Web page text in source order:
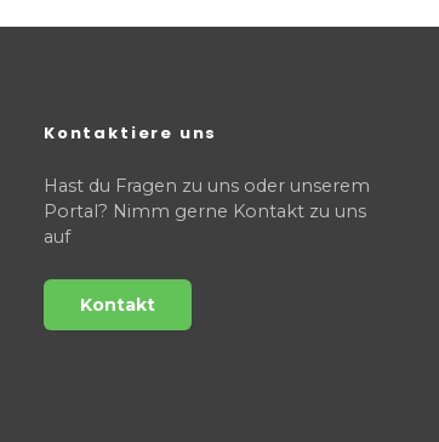
Kontaktiere uns
Hast du Fragen zu uns oder unserem
Portal? Nimm gerne Kontakt zu uns
auf
Kontakt